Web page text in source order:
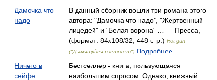
Дамочка что
надо
В данный сборник вошли три романа этого
автора: "Дамочка что надо", "Жертвенный
лицедей" и "Белая ворона" … — Пресса,
(формат: 84x108/32, 448 стр.) Hot gun
("Дымящийся пистолет") Подробнее...
Ничего в
сейфе.
Бестселлер - книга, пользующаяся
наибольшим спросом. Однако, книжный